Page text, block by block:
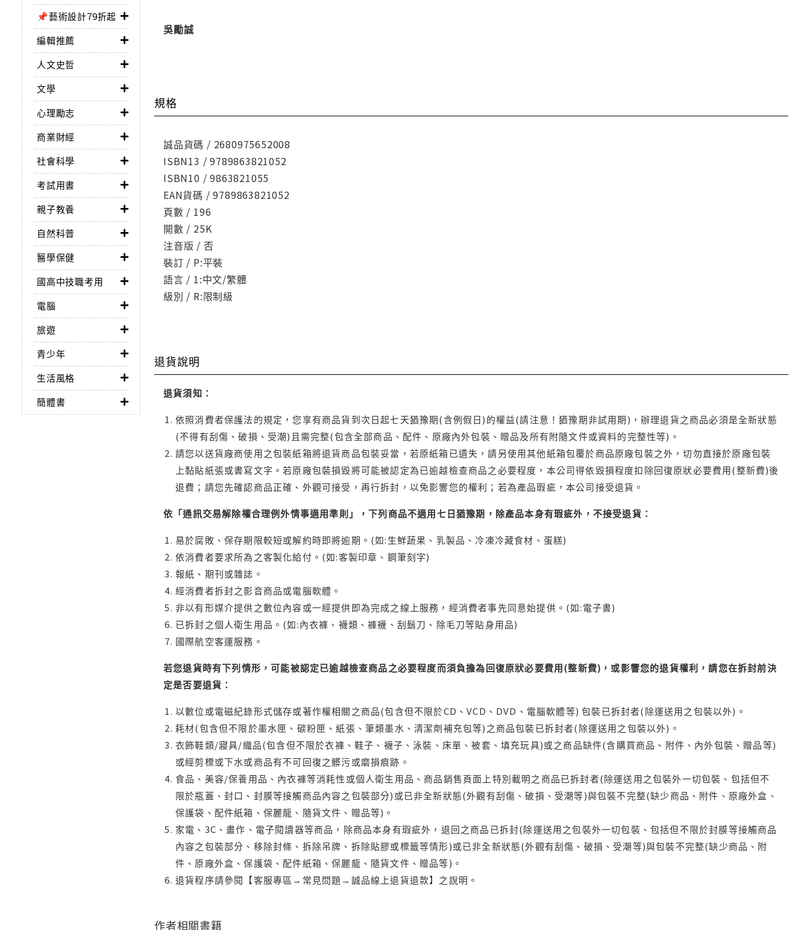
📌藝術設計79折起
編輯推薦
人文史哲
文學
心理勵志
商業財經
社會科學
考試用書
親子教養
自然科普
醫學保健
國高中技職考用
電腦
旅遊
青少年
生活風格
簡體書
吳勵誠
規格
誠品貨碼 / 2680975652008
ISBN13 / 9789863821052
ISBN10 / 9863821055
EAN貨碼 / 9789863821052
頁數 / 196
開數 / 25K
注音版 / 否
裝訂 / P:平裝
語言 / 1:中文/繁體
級別 / R:限制級
退貨說明
退貨須知：
依照消費者保護法的規定，您享有商品貨到次日起七天猶豫期(含例假日)的權益(請注意！猶豫期非試用期)，辦理退貨之商品必須是全新狀態
(不得有刮傷、破損、受潮)且需完整(包含全部商品、配件、原廠內外包裝、贈品及所有附隨文件或資料的完整性等)。
請您以送貨廠商使用之包裝紙箱將退貨商品包裝妥當，若原紙箱已遺失，請另使用其他紙箱包覆於商品原廠包裝之外，切勿直接於原廠包裝
上黏貼紙張或書寫文字。若原廠包裝損毀將可能被認定為已逾越檢查商品之必要程度，本公司得依毀損程度扣除回復原狀必要費用(整新費)後
退費；請您先確認商品正確、外觀可接受，再行拆封，以免影響您的權利；若為產品瑕疵，本公司接受退貨。
依「通訊交易解除權合理例外情事適用準則」，下列商品不適用七日猶豫期，除產品本身有瑕疵外，不接受退貨：
易於腐敗、保存期限較短或解約時即將逾期。(如:生鮮蔬果、乳製品、冷凍冷藏食材、蛋糕)
依消費者要求所為之客製化給付。(如:客製印章、鋼筆刻字)
報紙、期刊或雜誌。
經消費者拆封之影音商品或電腦軟體。
非以有形媒介提供之數位內容或一經提供即為完成之線上服務，經消費者事先同意始提供。(如:電子書)
已拆封之個人衛生用品。(如:內衣褲、襪類、褲襪、刮鬍刀、除毛刀等貼身用品)
國際航空客運服務。
若您退貨時有下列情形，可能被認定已逾越檢查商品之必要程度而須負擔為回復原狀必要費用(整新費)，或影響您的退貨權利，請您在拆封前決
定是否要退貨：
以數位或電磁紀錄形式儲存或著作權相關之商品(包含但不限於CD、VCD、DVD、電腦軟體等) 包裝已拆封者(除運送用之包裝以外)。
耗材(包含但不限於墨水匣、碳粉匣、紙張、筆類墨水、清潔劑補充包等)之商品包裝已拆封者(除運送用之包裝以外)。
衣飾鞋類/寢具/織品(包含但不限於衣褲、鞋子、襪子、泳裝、床單、被套、填充玩具)或之商品缺件(含購買商品、附件、內外包裝、贈品等)
或經剪標或下水或商品有不可回復之髒污或磨損痕跡。
食品、美容/保養用品、內衣褲等消耗性或個人衛生用品、商品銷售頁面上特別載明之商品已拆封者(除運送用之包裝外一切包裝、包括但不
限於瓶蓋、封口、封膜等接觸商品內容之包裝部分)或已非全新狀態(外觀有刮傷、破損、受潮等)與包裝不完整(缺少商品、附件、原廠外盒、
保護袋、配件紙箱、保麗龍、隨貨文件、贈品等)。
家電、3C、畫作、電子閱讀器等商品，除商品本身有瑕疵外，退回之商品已拆封(除運送用之包裝外一切包裝、包括但不限於封膜等接觸商品
內容之包裝部分、移除封條、拆除吊牌、拆除貼膠或標籤等情形)或已非全新狀態(外觀有刮傷、破損、受潮等)與包裝不完整(缺少商品、附
件、原廠外盒、保護袋、配件紙箱、保麗龍、隨貨文件、贈品等)。
退貨程序請參閱【客服專區→常見問題→誠品線上退貨退款】之說明。
作者相關書籍